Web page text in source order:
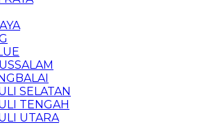
SELATAN
TENGAH
UTARA